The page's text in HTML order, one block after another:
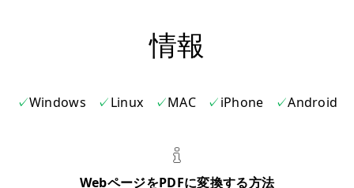
情報
Windows Linux MAC iPhone Android
WebページをPDFに変換する方法